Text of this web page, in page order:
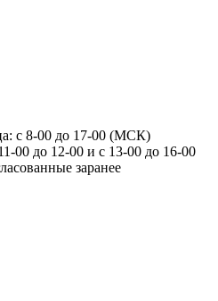
с 8-00 до 17-00 (МСК)
00 до 12-00 и с 13-00 до 16-00
заранее